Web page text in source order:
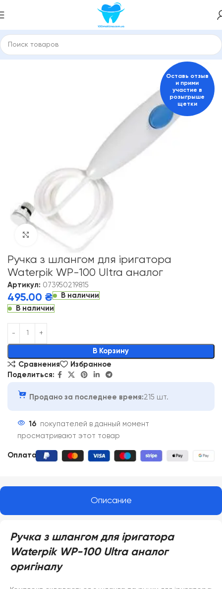
Главная Насадки для зубної щітки, іригатора
Click to enlarge
Оставь отзыв
и прими
участие в
розыгрыше
щетки
Ручка з шлангом для іригатора
Waterpik WP-100 Ultra аналог
Артикул: 073950219815
495.00 ₴
В наличии
В наличии
В Корзину
Alternative:
Сравнения
Избранное
Поделиться:
Продано за последнее время:215 шт.
16 покупателей в данный момент
просматривают этот товар
Оплата:
Описание
Ручка з шлангом для іригатора
Waterpik WP-100 Ultra аналог
оригіналу